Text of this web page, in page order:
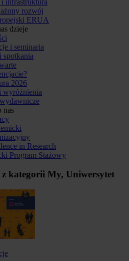
rozwój
ERUA
dzieje
i seminaria
spotkania
2026
wyróżnienia
nas
in Research
Program Stażowy
kategorii My, Uniwersytet